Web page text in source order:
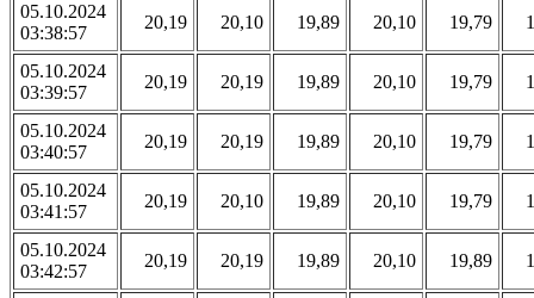
05.10.2024
03:38:57
20,19 20,10 19,89 20,10 19,79
05.10.2024
03:39:57
20,19 20,19 19,89 20,10 19,79
05.10.2024
03:40:57
20,19 20,19 19,89 20,10 19,79
05.10.2024
03:41:57
20,19 20,10 19,89 20,10 19,79
05.10.2024
03:42:57
20,19 20,19 19,89 20,10 19,89